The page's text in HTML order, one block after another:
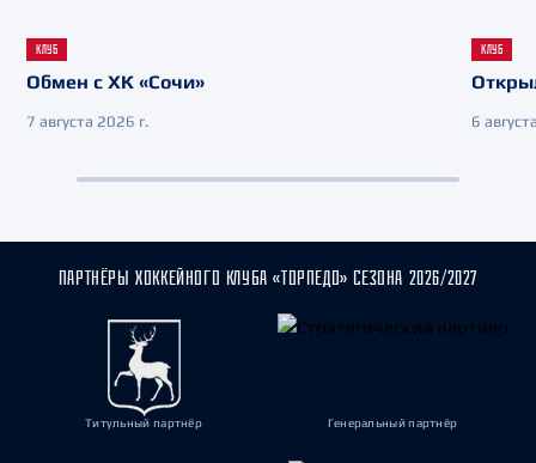
КЛУБ
Обмен с ХК «Сочи»
7 августа 2026 г.
КЛУБ
6
ПАРТНЁРЫ ХОККЕЙНОГО КЛУБА «ТОРПЕДО» СЕЗОНА 2026/2027
Титульный партнёр Генеральный партнёр